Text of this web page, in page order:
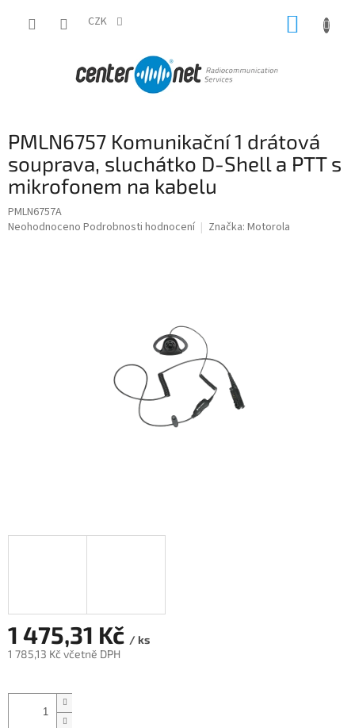
CZK
PMLN6757 Komunikační 1 drátová
souprava, sluchátko D-Shell a PTT s
mikrofonem na kabelu
PMLN6757A
Průměrné
Neohodnoceno Podrobnosti hodnocení Značka: Motorola
1 475,31 Kč / ks
1 785,13 Kč včetně DPH
cena: